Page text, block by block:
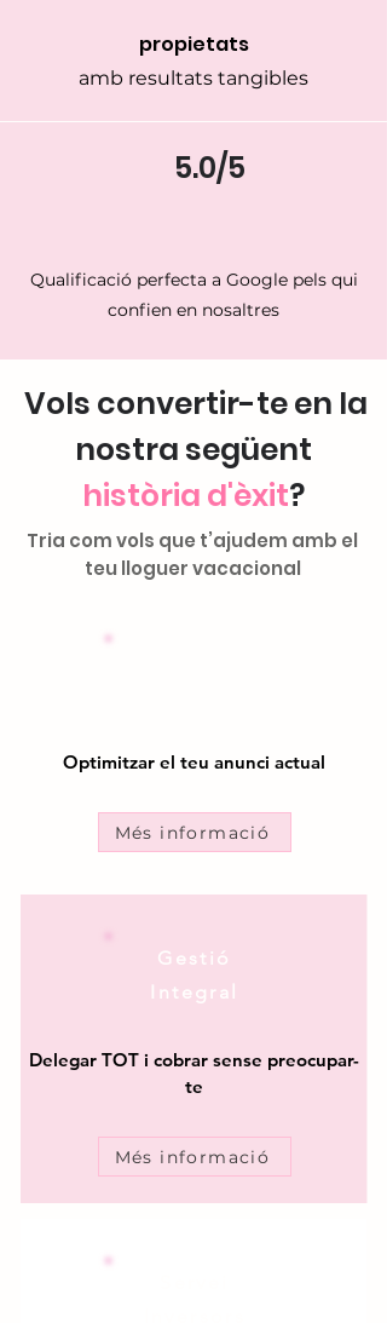
propietats
amb resultats tangibles
5.0/5
Qualificació perfecta a Google pels qui
confien en nosaltres
Vols convertir-te en la
nostra següent
història d'èxit?
Tria com vols que t’ajudem amb el
teu lloguer vacacional
Optimitzar el teu anunci actual
Més informació
Gestió
Integral
Delegar TOT i cobrar sense preocupar-
te
Més informació